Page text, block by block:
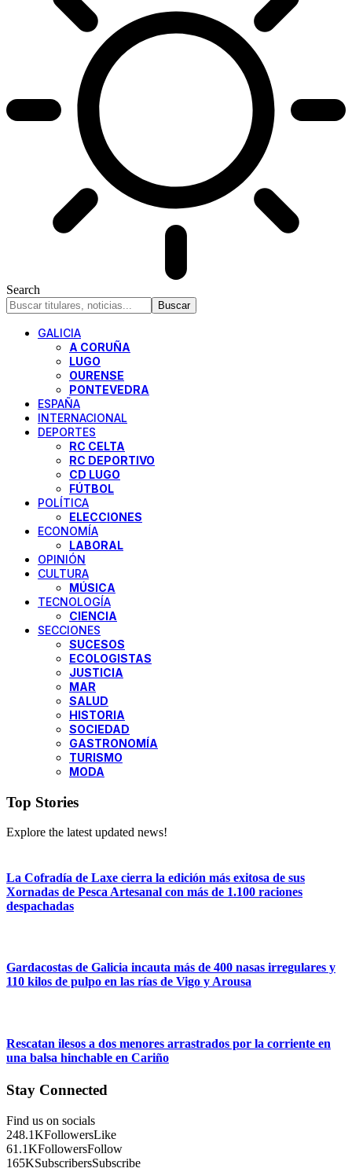
Search
GALICIA
A CORUÑA
LUGO
OURENSE
PONTEVEDRA
ESPAÑA
INTERNACIONAL
DEPORTES
RC CELTA
RC DEPORTIVO
CD LUGO
FÚTBOL
POLÍTICA
ELECCIONES
ECONOMÍA
LABORAL
OPINIÓN
CULTURA
MÚSICA
TECNOLOGÍA
CIENCIA
SECCIONES
SUCESOS
ECOLOGISTAS
JUSTICIA
MAR
SALUD
HISTORIA
SOCIEDAD
GASTRONOMÍA
TURISMO
MODA
Top Stories
Explore the latest updated news!
La Cofradía de Laxe cierra la edición más exitosa de sus
Xornadas de Pesca Artesanal con más de 1.100 raciones
despachadas
Gardacostas de Galicia incauta más de 400 nasas irregulares y
110 kilos de pulpo en las rías de Vigo y Arousa
Rescatan ilesos a dos menores arrastrados por la corriente en
una balsa hinchable en Cariño
Stay Connected
Find us on socials
248.1KFollowersLike
61.1KFollowersFollow
165KSubscribersSubscribe